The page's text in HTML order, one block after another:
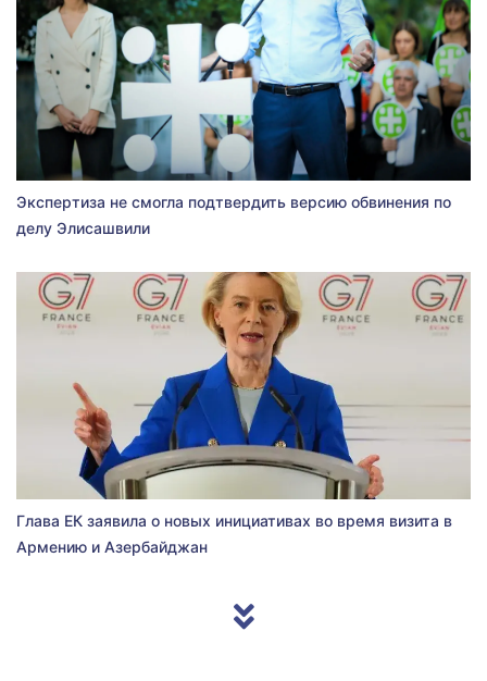
Экспертиза не смогла подтвердить версию обвинения по
делу Элисашвили
Глава ЕК заявила о новых инициативах во время визита в
Армению и Азербайджан